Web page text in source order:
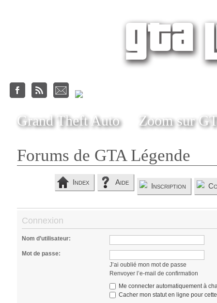
Grand Theft Auto Zoom sur
Forums de GTA Légende
Index Aide Inscription
Connexion
Nom d’utilisateur:
Mot de passe:
J’ai oublié mon mot de passe
Renvoyer l’e-mail de confirmation
Me connecter automatiquement à
Cacher mon statut en ligne pour